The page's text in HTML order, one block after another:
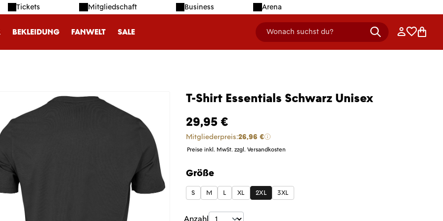
Tickets Mitgliedschaft Business Arena
BEKLEIDUNG FANWELT SALE Wonach suchst du?
header.searchDescription Anmelden
T-Shirt Essentials Schwarz Unisex
29,95 €
Mitgliederpreis:26,96 €
Preise inkl. MwSt. zzgl. Versandkosten
Größe
auswählen
S M L XL 2XL 3XL
Anzahl